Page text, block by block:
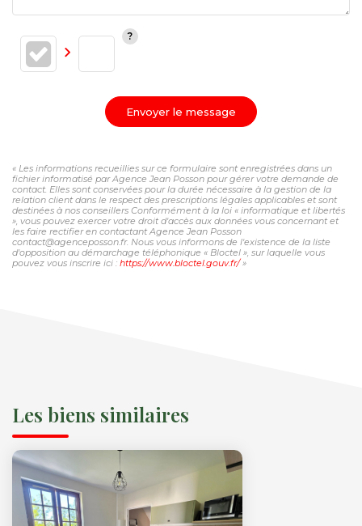
Envoyer le message
« Les informations recueillies sur ce formulaire sont enregistrées dans un
fichier informatisé par Agence Jean Posson pour gérer votre demande de
contact. Elles sont conservées pour la durée nécessaire à la gestion de la
relation client dans le respect des prescriptions légales applicables et sont
destinées à nos conseillers Conformément à la loi « informatique et libertés
», vous pouvez exercer votre droit d'accès aux données vous concernant et
les faire rectifier en contactant Agence Jean Posson
contact@agenceposson.fr. Nous vous informons de l'existence de la liste
d'opposition au démarchage téléphonique « Bloctel », sur laquelle vous
pouvez vous inscrire ici : https://www.bloctel.gouv.fr/»
Les biens similaires